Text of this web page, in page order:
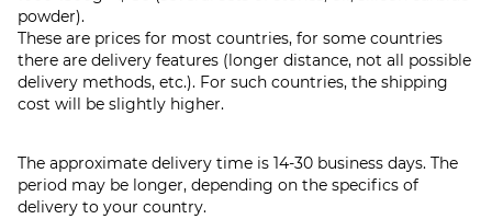
powder).
These are prices for most countries, for some countries
there are delivery features (longer distance, not all possible
delivery methods, etc.). For such countries, the shipping
cost will be slightly higher.
The approximate delivery time is 14-30 business days. The
period may be longer, depending on the specifics of
delivery to your country.